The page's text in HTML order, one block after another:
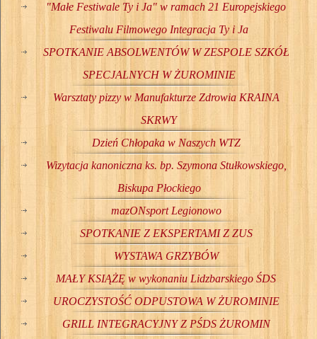
"Małe Festiwale Ty i Ja" w ramach 21 Europejskiego
Festiwalu Filmowego Integracja Ty i Ja
SPOTKANIE ABSOLWENTÓW W ZESPOLE SZKÓŁ
SPECJALNYCH W ŻUROMINIE
Warsztaty pizzy w Manufakturze Zdrowia KRAINA
SKRWY
Dzień Chłopaka w Naszych WTZ
Wizytacja kanoniczna ks. bp. Szymona Stułkowskiego,
Biskupa Płockiego
mazONsport Legionowo
SPOTKANIE Z EKSPERTAMI Z ZUS
WYSTAWA GRZYBÓW
MAŁY KSIĄŻĘ w wykonaniu Lidzbarskiego ŚDS
UROCZYSTOŚĆ ODPUSTOWA W ŻUROMINIE
GRILL INTEGRACYJNY Z PŚDS ŻUROMIN